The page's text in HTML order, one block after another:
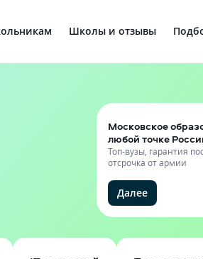
Школы и отзывы
Московское
любой точке
Топ-вузы, гарантия
отсрочка от армии
Далее